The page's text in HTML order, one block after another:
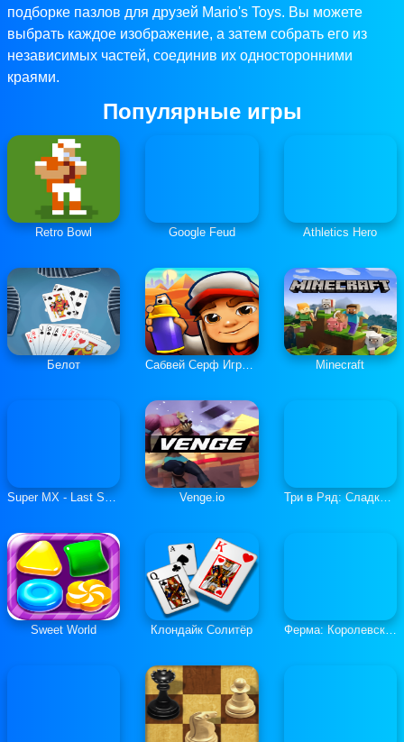
подборке пазлов для друзей Mario's Toys. Вы можете
выбрать каждое изображение, а затем собрать его из
независимых частей, соединив их односторонними
краями.
Популярные игры
Retro Bowl Google Feud Athletics Hero
Белот Сабвей Серф Играть Онлайн Minecraft
Super MX - Last Season Venge.io Три в Ряд: Сладкие Загадки
Sweet World Клондайк Солитёр Ферма: Королевская История